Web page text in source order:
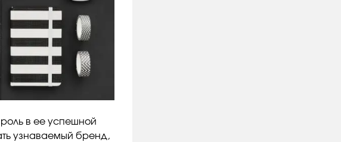
в ее успешной
узнаваемый бренд,